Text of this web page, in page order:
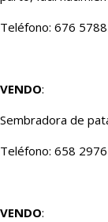
Teléfono: 676
VENDO:
Sembradora de
Teléfono: 658
VENDO: